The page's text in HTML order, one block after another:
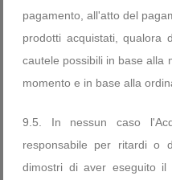
pagamento, all'atto del
prodotti acquistati, qualora
cautele possibili in base alla
momento e in base alla
9.5. In nessun caso
responsabile per ritardi o
dimostri di aver eseguito